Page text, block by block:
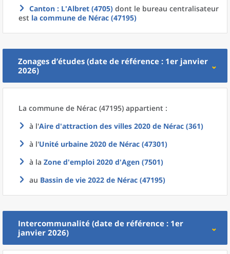
Canton : L'Albret (4705) dont le bureau centralisateur
est la commune de Nérac (47195)
Zonages d’études (date de référence : 1er janvier
2026)
La commune de Nérac (47195) appartient :
à l'Aire d'attraction des villes 2020 de Nérac (361)
à l'Unité urbaine 2020 de Nérac (47301)
à la Zone d'emploi 2020 d'Agen (7501)
au Bassin de vie 2022 de Nérac (47195)
Intercommunalité (date de référence : 1er
janvier 2026)